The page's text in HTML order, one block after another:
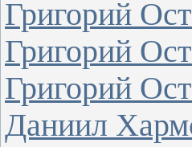
Григорий
Григорий
Григорий
Даниил